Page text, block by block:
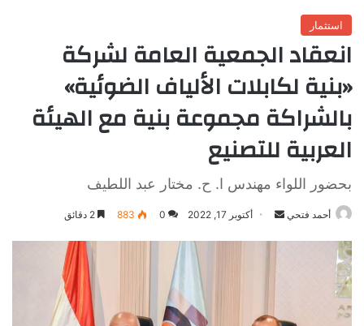
استثمار
انعقاد الجمعية العامة لشركة
«بنية لكابلات الألياف الضوئية»
بالشراكة مجموعة بنية مع الهيئة
العربية للتصنيع
بحضور اللواء مهندس ا. ح. مختار عبد اللطيف
أحمد فتحي
أرسل أكتوبر 17, 2022 0
883